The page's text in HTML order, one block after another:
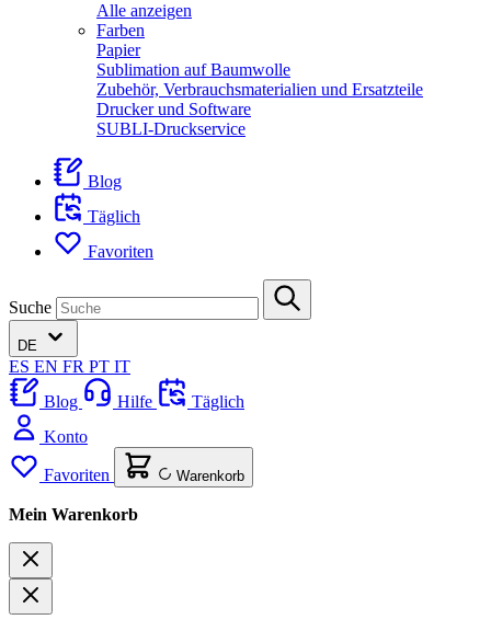
Alle anzeigen
Farben
Papier
Sublimation auf Baumwolle
Zubehör, Verbrauchsmaterialien und Ersatzteile
Drucker und Software
SUBLI-Druckservice
Blog
Täglich
Favoriten
Suche
DE
ES EN FR PT IT
Blog
Hilfe
Täglich
Konto
Favoriten Warenkorb
Mein Warenkorb